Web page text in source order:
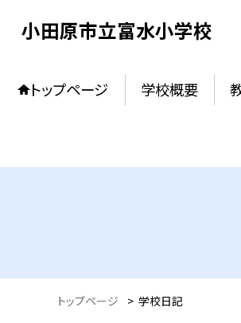
小田原市立富水小学校
トップページ 学校概要
トップページ > 学校日記